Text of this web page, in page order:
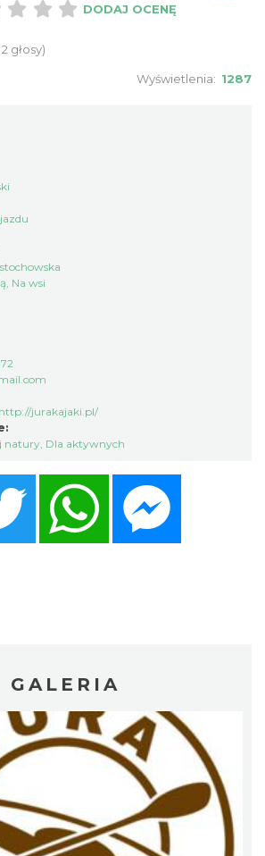
DODAJ OCENĘ
głosy)
Wyświetlenia: 1287
Na wsi
http://jurakajaki.pl/
natury Dla aktywnych
Twitter
GALERIA